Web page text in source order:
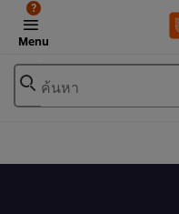
Menu
?
ค้นหา